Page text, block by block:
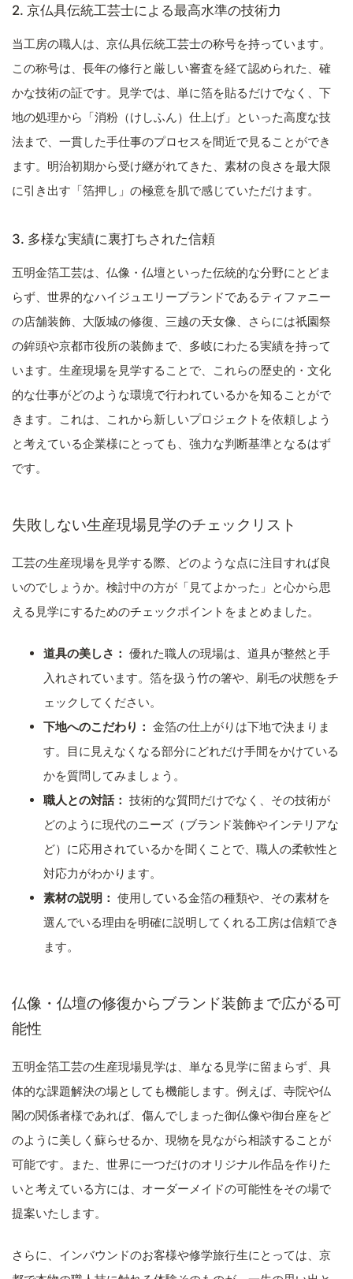
2. 京仏具伝統工芸士による最高水準の技術力
当工房の職人は、京仏具伝統工芸士の称号を持っています。
この称号は、長年の修行と厳しい審査を経て認められた、確
かな技術の証です。見学では、単に箔を貼るだけでなく、下
地の処理から「消粉（けしふん）仕上げ」といった高度な技
法まで、一貫した手仕事のプロセスを間近で見ることができ
ます。明治初期から受け継がれてきた、素材の良さを最大限
に引き出す「箔押し」の極意を肌で感じていただけます。
3. 多様な実績に裏打ちされた信頼
五明金箔工芸は、仏像・仏壇といった伝統的な分野にとどま
らず、世界的なハイジュエリーブランドであるティファニー
の店舗装飾、大阪城の修復、三越の天女像、さらには祇園祭
の鉾頭や京都市役所の装飾まで、多岐にわたる実績を持って
います。生産現場を見学することで、これらの歴史的・文化
的な仕事がどのような環境で行われているかを知ることがで
きます。これは、これから新しいプロジェクトを依頼しよう
と考えている企業様にとっても、強力な判断基準となるはず
です。
失敗しない生産現場見学のチェックリスト
工芸の生産現場を見学する際、どのような点に注目すれば良
いのでしょうか。検討中の方が「見てよかった」と心から思
える見学にするためのチェックポイントをまとめました。
道具の美しさ： 優れた職人の現場は、道具が整然と手
入れされています。箔を扱う竹の箸や、刷毛の状態をチ
ェックしてください。
下地へのこだわり： 金箔の仕上がりは下地で決まりま
す。目に見えなくなる部分にどれだけ手間をかけている
かを質問してみましょう。
職人との対話： 技術的な質問だけでなく、その技術が
どのように現代のニーズ（ブランド装飾やインテリアな
ど）に応用されているかを聞くことで、職人の柔軟性と
対応力がわかります。
素材の説明： 使用している金箔の種類や、その素材を
選んでいる理由を明確に説明してくれる工房は信頼でき
ます。
仏像・仏壇の修復からブランド装飾まで広がる可
能性
五明金箔工芸の生産現場見学は、単なる見学に留まらず、具
体的な課題解決の場としても機能します。例えば、寺院や仏
閣の関係者様であれば、傷んでしまった御仏像や御台座をど
のように美しく蘇らせるか、現物を見ながら相談することが
可能です。また、世界に一つだけのオリジナル作品を作りた
いと考えている方には、オーダーメイドの可能性をその場で
提案いたします。
さらに、インバウンドのお客様や修学旅行生にとっては、京